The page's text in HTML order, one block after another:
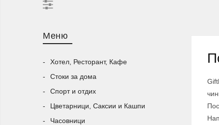
Меню
Хотел, Ресторант, Кафе
Стоки за дома
Спорт и отдих
Цветарници, Саксии и Кашпи
Часовници